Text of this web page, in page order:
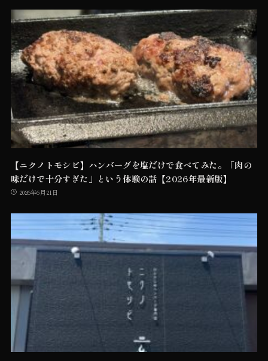
【ニクノトモシビ】ハンバーグを塩だけで食べてみた。「肉の
味だけで十分すぎた」という体験の話【2026年最新版】
2026年6月21日